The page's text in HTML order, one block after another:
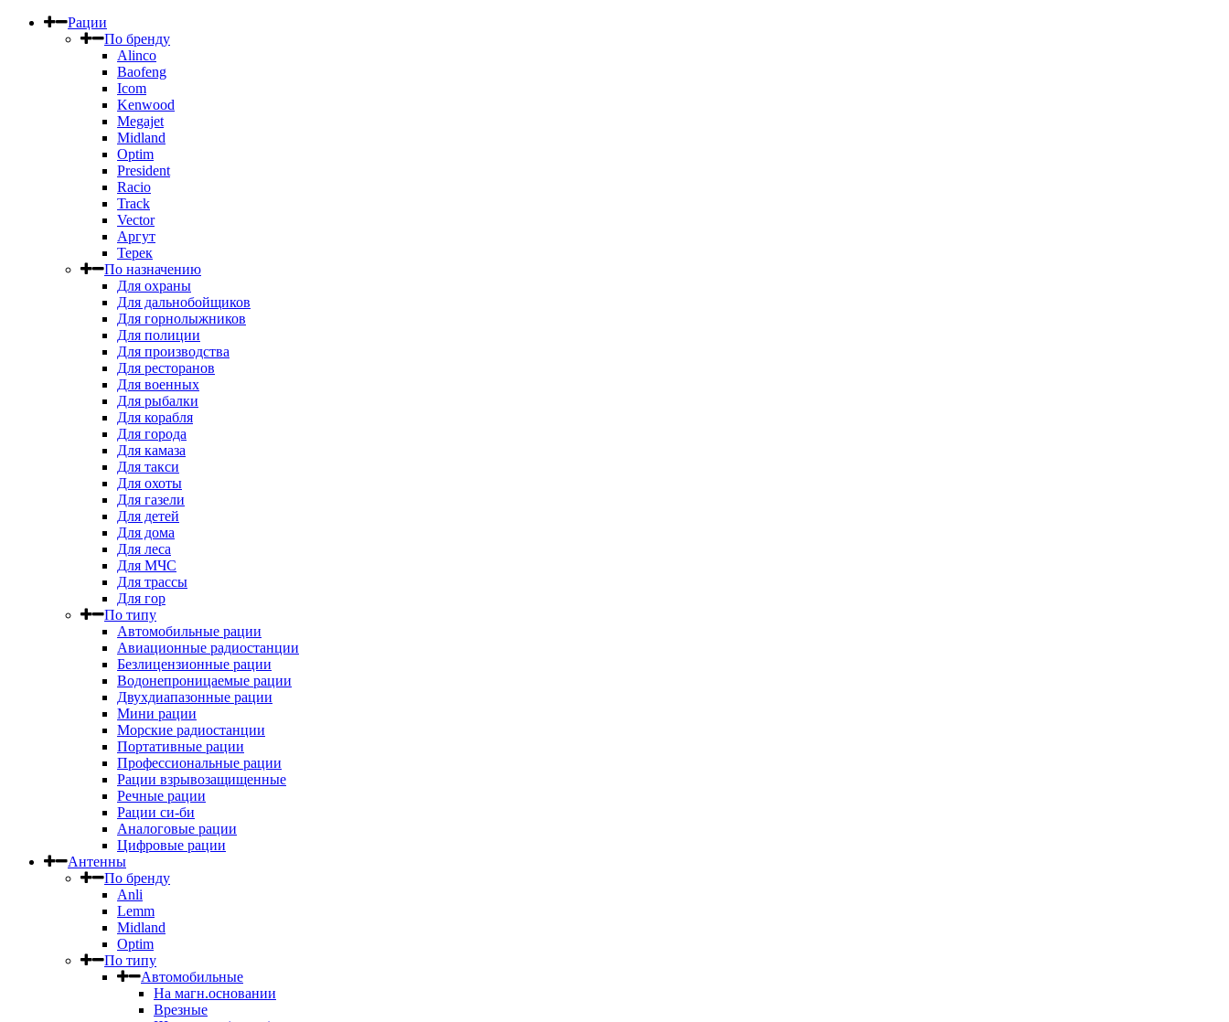
Рации
По бренду
Alinco
Baofeng
Icom
Kenwood
Megajet
Midland
Optim
President
Racio
Track
Vector
Аргут
Терек
По назначению
Для охраны
Для дальнобойщиков
Для горнолыжников
Для полиции
Для производства
Для ресторанов
Для военных
Для рыбалки
Для корабля
Для города
Для камаза
Для такси
Для охоты
Для газели
Для детей
Для дома
Для леса
Для МЧС
Для трассы
Для гор
По типу
Автомобильные рации
Авиационные радиостанции
Безлицензионные рации
Водонепроницаемые рации
Двухдиапазонные рации
Мини рации
Морские радиостанции
Портативные рации
Профессиональные рации
Рации взрывозащищенные
Речные рации
Рации си-би
Аналоговые рации
Цифровые рации
Антенны
По бренду
Anli
Lemm
Midland
Optim
По типу
Автомобильные
На магн.основании
Врезные